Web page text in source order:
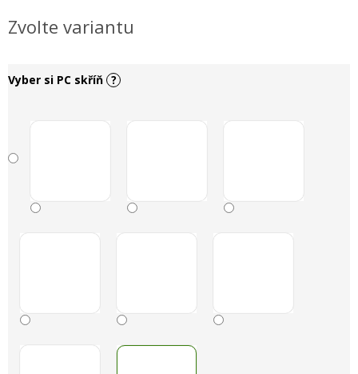
Zvolte variantu
Vyber si PC skříň ?